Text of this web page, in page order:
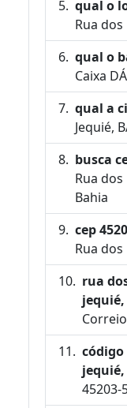
qual o
Rua dos
qual o
Caixa
qual a
Jequié,
busca
Rua dos
Bahia
cep
Rua dos
rua
jequié,
jequié,
45203-